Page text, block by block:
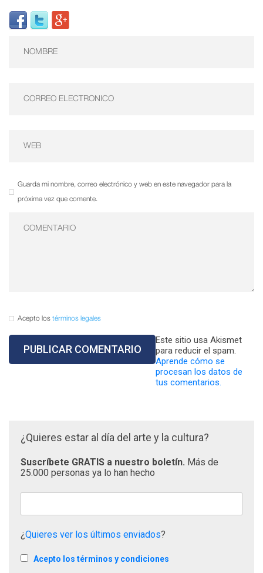
Guarda mi nombre, correo electrónico y web en este navegador para la
próxima vez que comente.
Acepto los términos legales
Este sitio usa Akismet
para reducir el spam.
Aprende cómo se
procesan los datos de
tus comentarios.
¿Quieres estar al día del arte y la cultura?
Suscríbete GRATIS a nuestro boletín. Más de
25.000 personas ya lo han hecho
¿Quieres ver los últimos enviados?
Acepto los términos y condiciones